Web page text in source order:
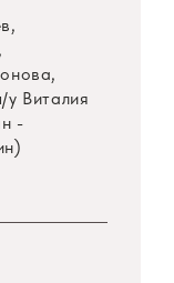
у Виталия
-